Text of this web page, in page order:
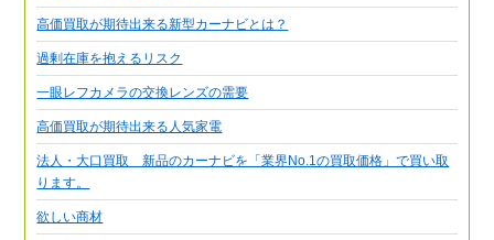
高価買取が期待出来る新型カーナビとは？
過剰在庫を抱えるリスク
一眼レフカメラの交換レンズの需要
高価買取が期待出来る人気家電
法人・大口買取 新品のカーナビを「業界No.1の買取価格」で買い取
ります。
欲しい商材